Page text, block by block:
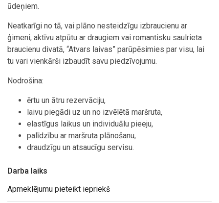
Darba laiks
Apmeklējumu pieteikt iepriekš
ūdeņiem.
Neatkarīgi no tā, vai plāno nesteidzīgu izbraucienu ar
ģimeni, aktīvu atpūtu ar draugiem vai romantisku saulrieta
braucienu divatā, “Atvars laivas” parūpēsimies par visu, lai
tu vari vienkārši izbaudīt savu piedzīvojumu.
Nodrošina:
ērtu un ātru rezervāciju,
laivu piegādi uz un no izvēlētā maršruta,
elastīgus laikus un individuālu pieeju,
palīdzību ar maršruta plānošanu,
draudzīgu un atsaucīgu servisu.